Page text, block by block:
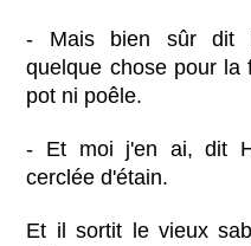
- Mais bien sûr dit
quelque chose pour la
pot ni poêle.
- Et moi j'en ai, dit
cerclée d'étain.
Et il sortit le vieux